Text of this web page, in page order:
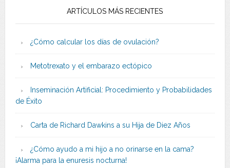
ARTÍCULOS MÁS RECIENTES
¿Cómo calcular los días de ovulación?
Metotrexato y el embarazo ectópico
Inseminación Artificial: Procedimiento y Probabilidades
de Éxito
Carta de Richard Dawkins a su Hija de Diez Años
¿Cómo ayudo a mi hijo a no orinarse en la cama?
¡Alarma para la enuresis nocturna!